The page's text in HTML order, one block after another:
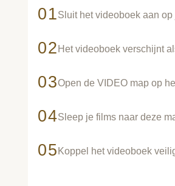
01Sluit het videoboek aan
02 Het videoboek verschijnt
03Open de VIDEO map op
04Sleep je films naar deze
05 Koppel het videoboek